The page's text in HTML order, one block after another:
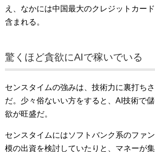
え、なかには中国最大のクレジットカード
含まれる。
驚くほど貪欲にAIで稼いでいる
センスタイムの強みは、技術力に裏打ち
だ。少々俗ないい方をすると、AI技術で
欲が旺盛だ。
センスタイムにはソフトバンク系のファ
模の出資を検討していたりと、マネーが